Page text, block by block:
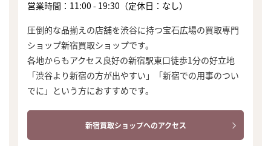
営業時間：11:00 - 19:30（定休日：なし）
圧倒的な品揃えの店舗を渋谷に持つ宝石広場の買取専門
ショップ新宿買取ショップです。
各地からもアクセス良好の新宿駅東口徒歩1分の好立地
「渋谷より新宿の方が出やすい」「新宿での用事のつい
でに」という方におすすめです。
新宿買取ショップへのアクセス
かんたん30秒でお試し査定